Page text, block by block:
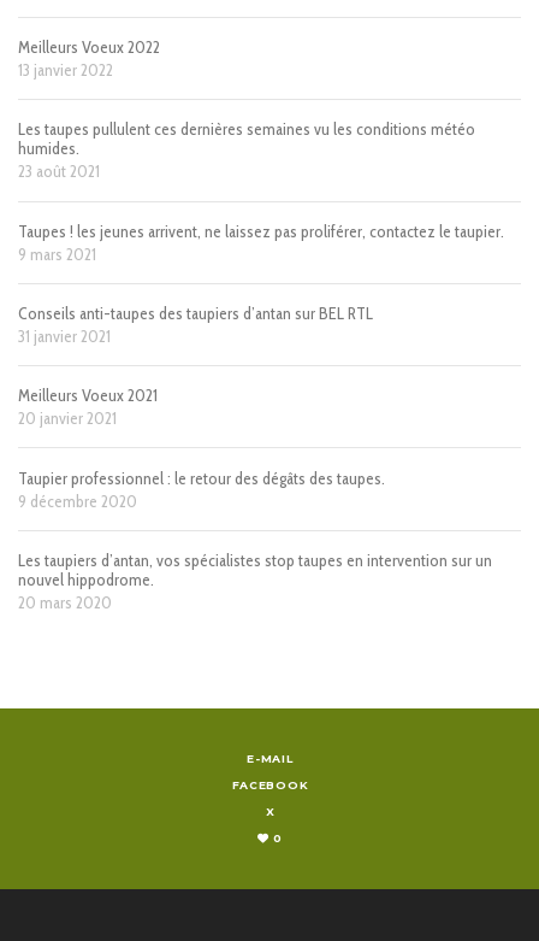
Meilleurs Voeux 2022
13 janvier 2022
Les taupes pullulent ces dernières semaines vu les conditions météo
humides.
23 août 2021
Taupes ! les jeunes arrivent, ne laissez pas proliférer, contactez le taupier.
9 mars 2021
Conseils anti-taupes des taupiers d’antan sur BEL RTL
31 janvier 2021
Meilleurs Voeux 2021
20 janvier 2021
Taupier professionnel : le retour des dégâts des taupes.
9 décembre 2020
Les taupiers d’antan, vos spécialistes stop taupes en intervention sur un
nouvel hippodrome.
20 mars 2020
E-MAIL
FACEBOOK
X
0